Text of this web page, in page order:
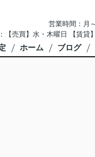
営業時間：月
【売買】水・木曜日 【賃貸
ホーム ブログ